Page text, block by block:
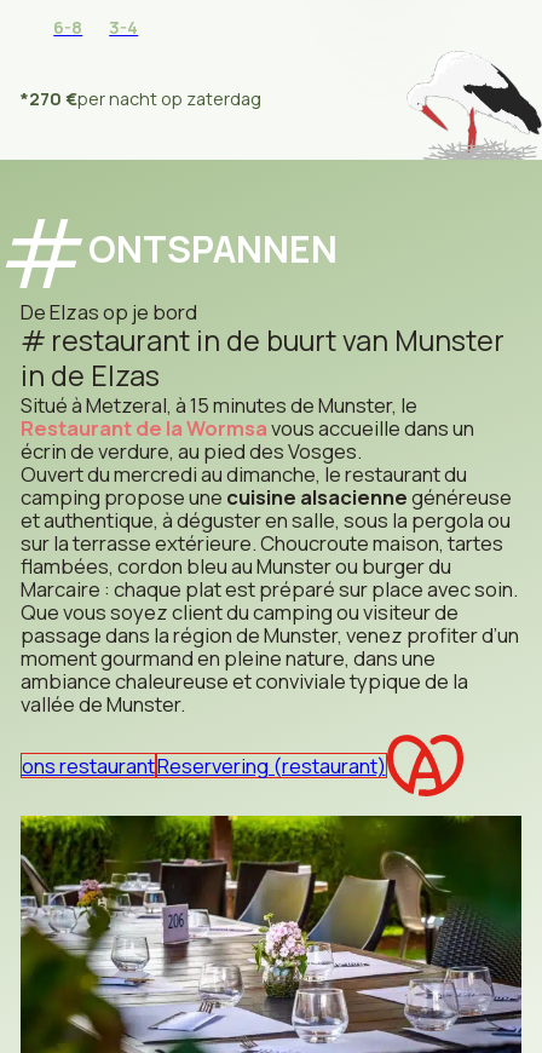
6-8 3-4
*270 €per nacht op zaterdag
ONTSPANNEN
De Elzas op je bord
restaurant in de buurt van Munster
in de Elzas
Situé à Metzeral, à 15 minutes de Munster, le
Restaurant de la Wormsavous accueille dans un
écrin de verdure, au pied des Vosges.
Ouvert du mercredi au dimanche, le restaurant du
camping propose une cuisine alsaciennegénéreuse
et authentique, à déguster en salle, sous la pergola ou
sur la terrasse extérieure. Choucroute maison, tartes
flambées, cordon bleu au Munster ou burger du
Marcaire : chaque plat est préparé sur place avec soin.
Que vous soyez client du camping ou visiteur de
passage dans la région de Munster, venez profiter d’un
moment gourmand en pleine nature, dans une
ambiance chaleureuse et conviviale typique de la
vallée de Munster.
ons restaurantReservering (restaurant)